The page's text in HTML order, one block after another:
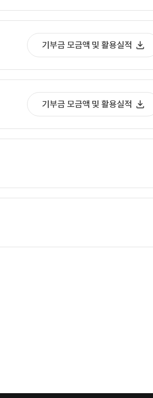
기부금 모금액 및 활용실적
기부금 모금액 및 활용실적